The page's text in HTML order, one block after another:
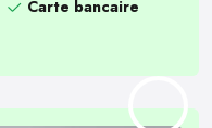
Carte bancaire